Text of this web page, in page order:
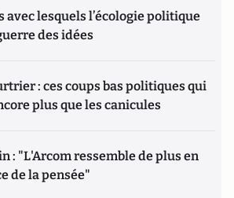
avec lesquels l’écologie politique
des idées
: ces coups bas politiques qui
plus que les canicules
: "L'Arcom ressemble de plus en
de la pensée"